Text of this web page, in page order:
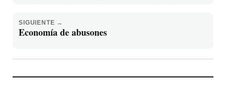
SIGUIENTE →
Economía de abusones